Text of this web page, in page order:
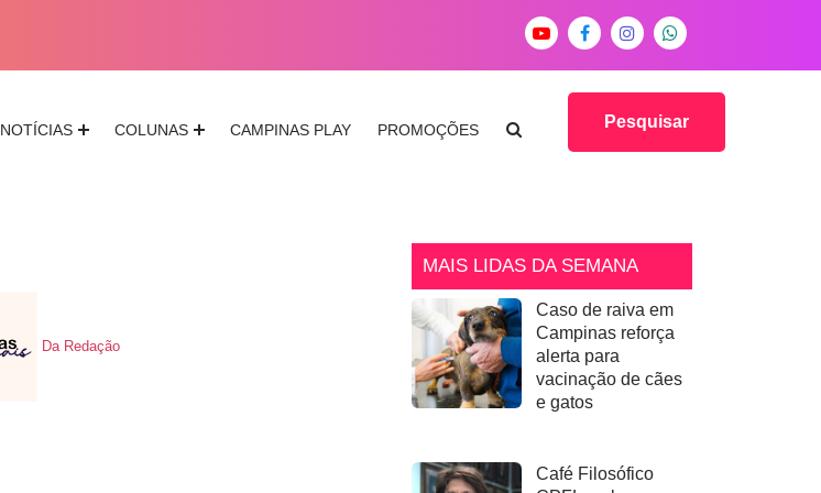
NOTÍCIAS COLUNAS CAMPINAS PLAY PROMOÇÕES Pesquisar
Da Redação
MAIS LIDAS DA SEMANA
Caso de raiva em
Campinas reforça
alerta para
vacinação de cães
e gatos
Café Filosófico